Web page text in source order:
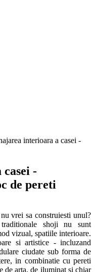
interioara a casei -
-
de pereti
vrei sa construiesti unul?
shoji nu sunt
vizual, spatiile interioare.
si artistice - incluzand
ciudate sub forma de
in combinatie cu pereti
de arta, de iluminat si chiar